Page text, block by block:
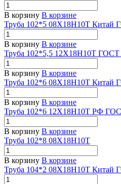
В корзину В корзине
Труба 102*5 08Х18Н10Т Китай
В корзину В корзине
Труба 102*5,5 12Х18Н10Т ГОСТ
В корзину В корзине
Труба 102*6 08Х18Н10Т Китай
В корзину В корзине
Труба 102*6 12Х18Н10Т РФ
В корзину В корзине
Труба 102*8 08Х18Н10Т
В корзину В корзине
Труба 104*2 08Х18Н10Т Китай